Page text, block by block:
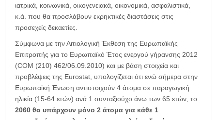
ιατρικά, κοινωνικά, οικογενειακά, οικονομικά, ασφαλιστικά,
κ.ά. που θα προσλάβουν εκρηκτικές διαστάσεις στις
προσεχείς δεκαετίες.
Σύμφωνα με την Αιτιολογική Έκθεση της Ευρωπαϊκής
Επιτροπής για το Ευρωπαϊκό Έτος ενεργού γήρανσης 2012
(COM (210) 462/06.09.2010) και με βάση στοιχεία και
προβλέψεις της Eurostat, υπολογίζεται ότι ενώ σήμερα στην
Ευρωπαϊκή Ένωση αντιστοιχούν 4 άτομα σε παραγωγική
ηλικία (15-64 ετών) ανά 1 συνταξιούχο άνω των 65 ετών, το
2060 θα υπάρχουν μόνο 2 άτομα για κάθε 1